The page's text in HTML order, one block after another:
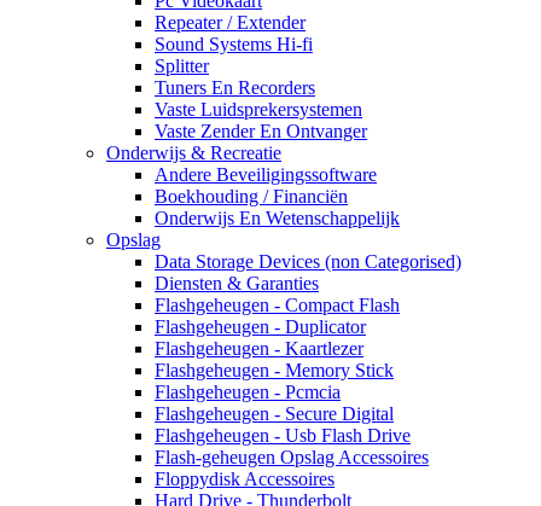
Repeater / Extender
Sound Systems Hi-fi
Splitter
Tuners En Recorders
Vaste Luidsprekersystemen
Vaste Zender En Ontvanger
Onderwijs & Recreatie
Andere Beveiligingssoftware
Boekhouding / Financiën
Onderwijs En Wetenschappelijk
Opslag
Data Storage Devices (non Categorised)
Diensten & Garanties
Flashgeheugen - Compact Flash
Flashgeheugen - Duplicator
Flashgeheugen - Kaartlezer
Flashgeheugen - Memory Stick
Flashgeheugen - Pcmcia
Flashgeheugen - Secure Digital
Flashgeheugen - Usb Flash Drive
Flash-geheugen Opslag Accessoires
Floppydisk Accessoires
Hard Drive - Thunderbolt